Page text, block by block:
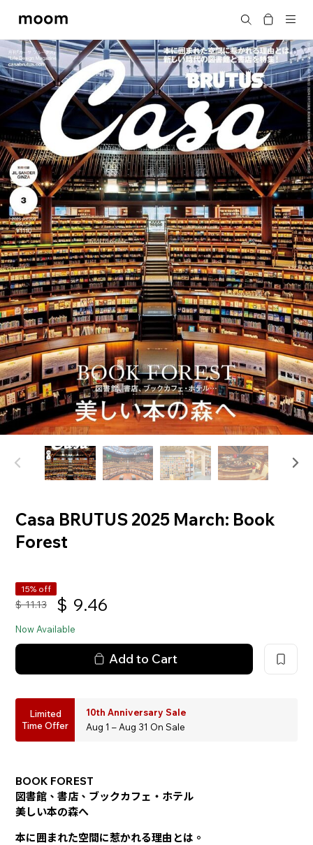
moom
bookshop
Search
Casa BRUTUS 2025 March: Book
Forest
15% off
$ 11.13 $ 9.46
Now Available
Add to Cart
Limited
Time Offer
10th Anniversary Sale
Aug 1 – Aug 31 On Sale
BOOK FOREST
図書館、書店、ブックカフェ・ホテル
美しい本の森へ
本に囲まれた空間に惹かれる理由とは。